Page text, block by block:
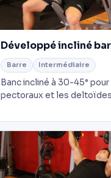
Développé incliné
Barre Intermédiaire
Banc incliné à 30-45°
pectoraux et les